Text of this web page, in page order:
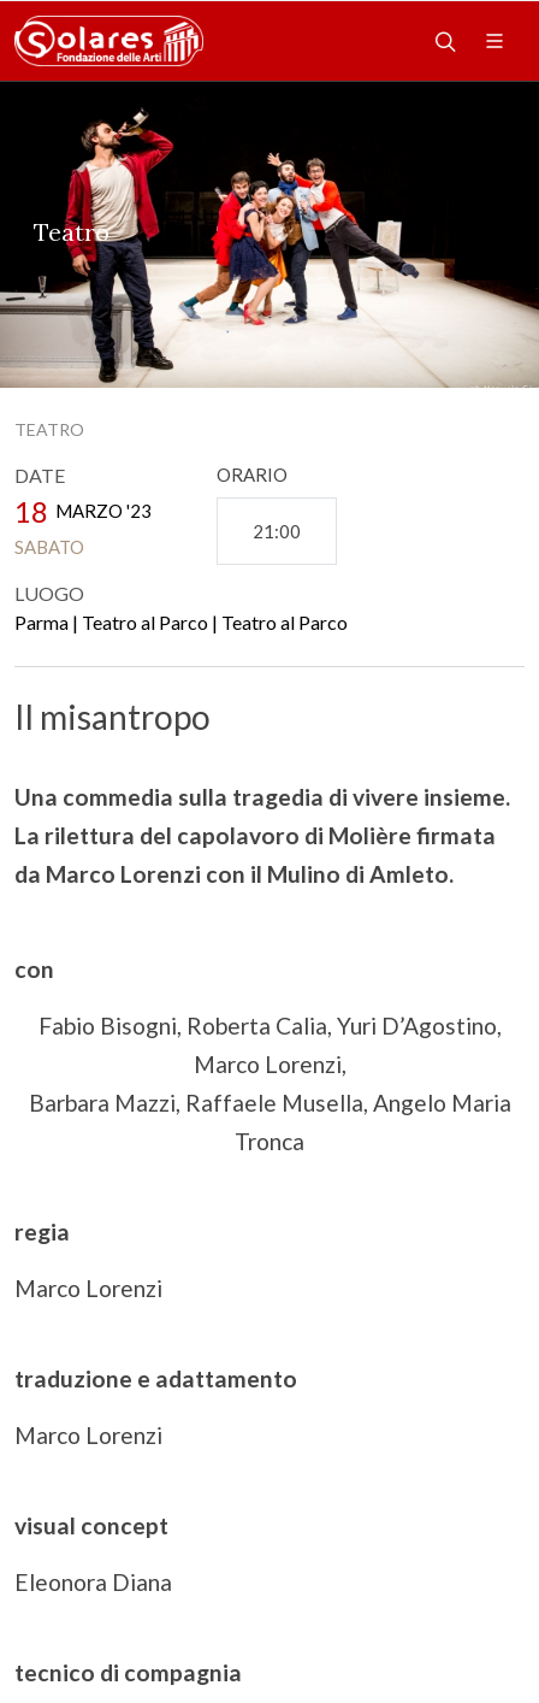
Teatro
TEATRO
DATE
18 MARZO '23
SABATO
ORARIO
21:00
LUOGO
Parma | Teatro al Parco | Teatro al Parco
Il misantropo
Una commedia sulla tragedia di vivere insieme.
La rilettura del capolavoro di Molière firmata
da Marco Lorenzi con il Mulino di Amleto.
con
Fabio Bisogni, Roberta Calia, Yuri D’Agostino,
Marco Lorenzi,
Barbara Mazzi, Raffaele Musella, Angelo Maria
Tronca
regia
Marco Lorenzi
traduzione e adattamento
Marco Lorenzi
visual concept
Eleonora Diana
tecnico di compagnia